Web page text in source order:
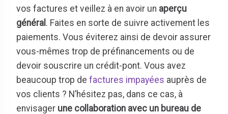
vos factures et veillez à en avoir un aperçu
général . Faites en sorte de suivre activement les
paiements. Vous éviterez ainsi de devoir assurer
vous-mêmes trop de préfinancements ou de
devoir souscrire un crédit-pont. Vous avez
beaucoup trop de factures impayées auprès de
vos clients ? N’hésitez pas, dans ce cas, à
envisager une collaboration avec un bureau de